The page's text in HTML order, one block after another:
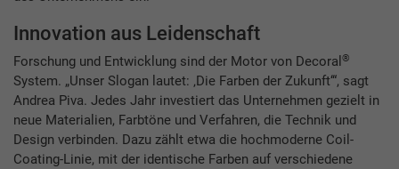
Innovation aus Leidenschaft
Forschung und Entwicklung sind der Motor von Decoral ®
System. „Unser Slogan lautet: ‚Die Farben der Zukunft‘“, sagt
Andrea Piva. Jedes Jahr investiert das Unternehmen gezielt in
neue Materialien, Farbtöne und Verfahren, die Technik und
Design verbinden. Dazu zählt etwa die hochmoderne Coil-
Coating-Linie, mit der identische Farben auf verschiedene